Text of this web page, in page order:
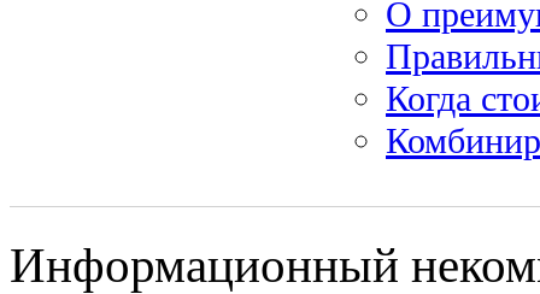
О
Когда
Информационный